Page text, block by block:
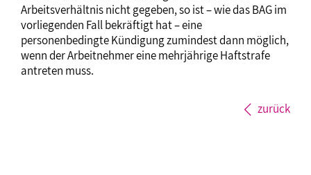
Arbeitsverhältnis nicht gegeben, so ist – wie das BAG im
vorliegenden Fall bekräftigt hat – eine
personenbedingte Kündigung zumindest dann möglich,
wenn der Arbeitnehmer eine mehrjährige Haftstrafe
antreten muss.
zurück